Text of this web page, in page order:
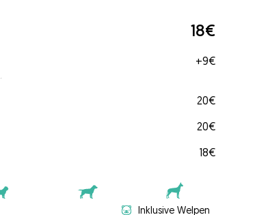
18€
+9€
20€
20€
18€
Inklusive Welpen